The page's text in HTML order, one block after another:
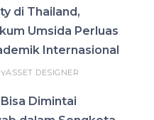
di Thailand,
Umsida Perluas
Internasional
ASSET DESIGNER
Dimintai